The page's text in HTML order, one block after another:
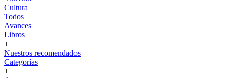
Cultura
Todos
Avances
Libros
+
Nuestros recomendados
Categorías
+